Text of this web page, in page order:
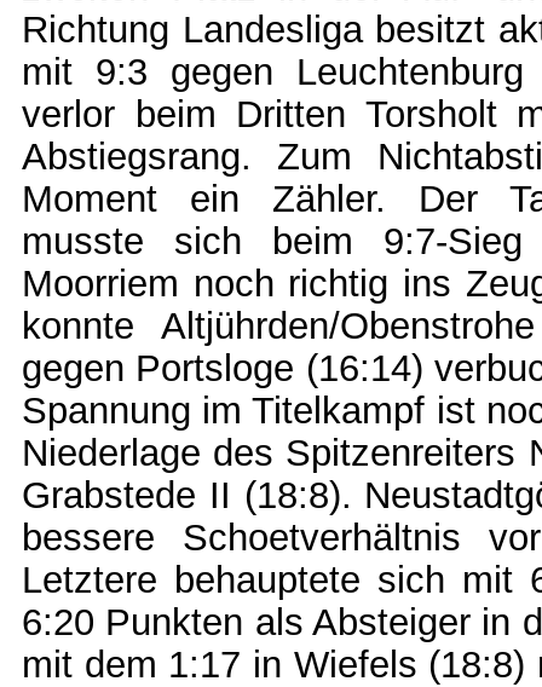
Richtung Landesliga besitzt
mit 9:3 gegen Leuchtenburg
verlor beim Dritten Torsholt
Abstiegsrang. Zum
Moment ein Zähler. Der
musste sich beim 9:7-
Moorriem noch richtig ins
konnte Altjührden/
gegen Portsloge (16:14)
Spannung im Titelkampf ist
Niederlage des Spitzenreiters
Grabstede II (18:8).
bessere Schoetverhältnis
Letztere behauptete sich mit
6:20 Punkten als Absteiger in
mit dem 1:17 in Wiefels